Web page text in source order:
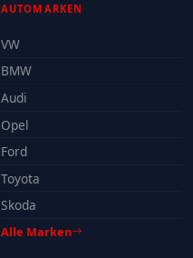
AUTOMARKEN
VW
BMW
Audi
Opel
Ford
Toyota
Skoda
Alle Marken